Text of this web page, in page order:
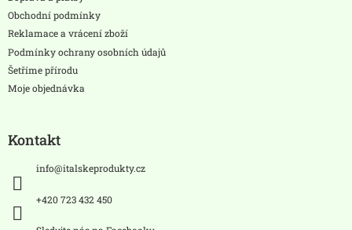
Obchodní podmínky
Reklamace a vrácení zboží
Podmínky ochrany osobních údajů
Šetříme přírodu
Moje objednávka
Kontakt
info@italskeprodukty.cz
+420 723 432 450